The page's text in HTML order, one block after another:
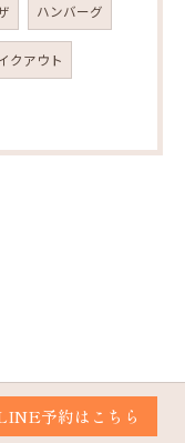
ハンバーグ
クアウト
予約はこちら